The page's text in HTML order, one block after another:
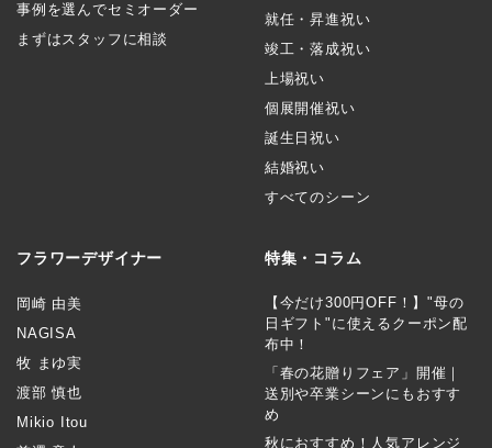
事例を選んでセミオーダー
まずはスタッフに相談
就任・昇進祝い
竣工・落成祝い
上場祝い
個展開催祝い
誕生日祝い
結婚祝い
すべてのシーン
フラワーデザイナー
岡崎 由美
NAGISA
牧 まゆ実
渡部 慎也
Mikio Itou
特集・コラム
【今だけ300円OFF！】"母の
日ギフト"に使えるクーポン配
布中！
「春の花贈りフェア」開催｜
送別や卒業シーンにもおすす
め
秋におすすめ！人気アレンジ